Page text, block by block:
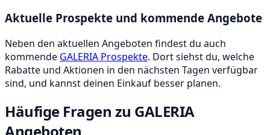
Aktuelle Prospekte und kommende Angebote
Neben den aktuellen Angeboten findest du auch
kommende GALERIA Prospekte. Dort siehst du, welche
Rabatte und Aktionen in den nächsten Tagen verfügbar
sind, und kannst deinen Einkauf besser planen.
Häufige Fragen zu GALERIA